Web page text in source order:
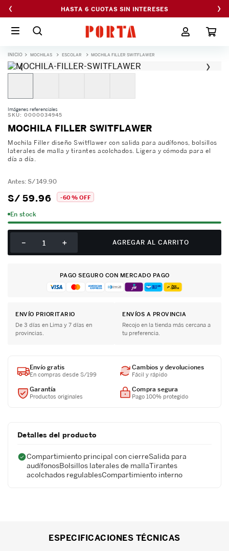
‹ HASTA 6 CUOTAS SIN INTERESES ›
MOCHILAS ESCOLAR MOCHILA FILLER SWITFLAWER
‹ ›
Imágenes referenciales
SKU: 0000034945
MOCHILA FILLER SWITFLAWER
Mochila Filler diseño Switflawer con salida para audífonos, bolsillos
laterales de malla y tirantes acolchados. Ligera y cómoda para el
día a día.
S/149.90
S/ 59.96 -60 % OFF
En stock
＋
－ AGREGAR AL CARRITO
PAGO SEGURO CON MERCADO PAGO
ENVÍO PRIORITARIO
De 3 días en Lima y 7 días en
provincias.
ENVÍOS A PROVINCIA
Recojo en la tienda más cercana a
tu preferencia.
Envío gratis
En compras desde S/199
Cambios y devoluciones
Fácil y rápido
Garantía
Productos originales
Compra segura
Pago 100% protegido
Detalles del producto
Compartimiento principal con cierreSalida para
audífonosBolsillos laterales de mallaTirantes
acolchados regulablesCompartimiento interno
ESPECIFICACIONES TÉCNICAS